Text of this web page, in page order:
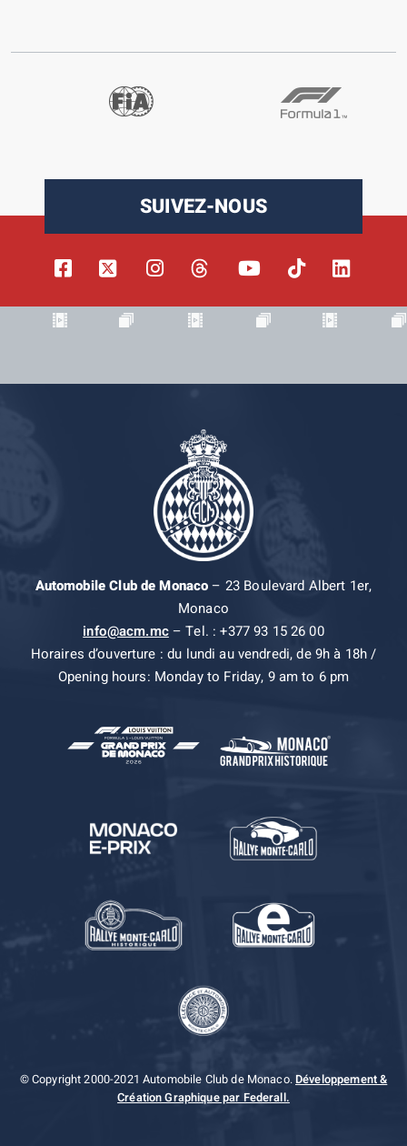
SUIVEZ-NOUS
Automobile Club de Monaco– 23 Boulevard Albert 1er,
Monaco
info@acm.mc– Tel. : +377 93 15 26 00
Horaires d’ouverture : du lundi au vendredi, de 9h à 18h /
Opening hours: Monday to Friday, 9 am to 6 pm
© Copyright 2000-2021 Automobile Club de Monaco.Développement &
Création Graphique par Federall.